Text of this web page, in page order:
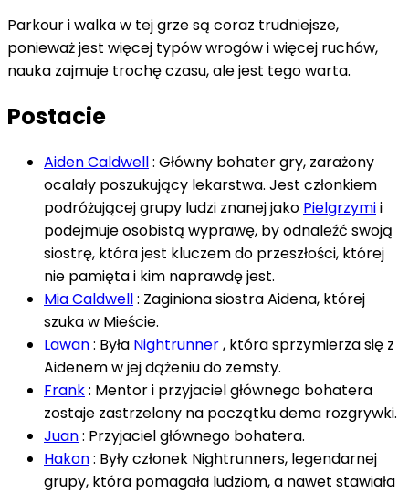
Parkour i walka w tej grze są coraz trudniejsze,
ponieważ jest więcej typów wrogów i więcej ruchów,
nauka zajmuje trochę czasu, ale jest tego warta.
Postacie
Aiden Caldwell: Główny bohater gry, zarażony
ocalały poszukujący lekarstwa. Jest członkiem
podróżującej grupy ludzi znanej jako Pielgrzymii
podejmuje osobistą wyprawę, by odnaleźć swoją
siostrę, która jest kluczem do przeszłości, której
nie pamięta i kim naprawdę jest.
Mia Caldwell: Zaginiona siostra Aidena, której
szuka w Mieście.
Lawan: Była Nightrunner, która sprzymierza się z
Aidenem w jej dążeniu do zemsty.
Frank: Mentor i przyjaciel głównego bohatera
zostaje zastrzelony na początku dema rozgrywki.
Juan: Przyjaciel głównego bohatera.
Hakon: Były członek Nightrunners, legendarnej
grupy, która pomagała ludziom, a nawet stawiała